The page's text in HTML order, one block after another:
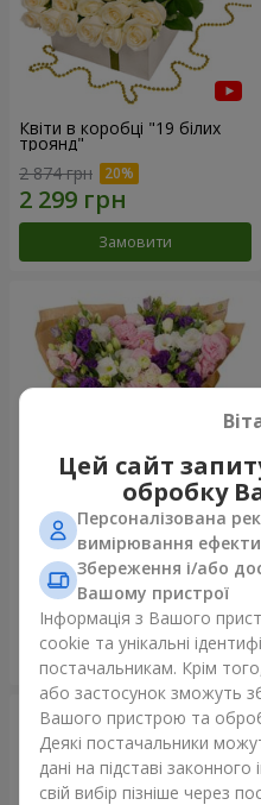
Квіти в коробці "19 білих
троянд"
2 874 грн
Замовити
15 різнокольорових еустом
3 332 грн
Замовити
Цей сайт
обробку
Персоналізована
вимірювання
Збереження і/або
Вашому пристрої
Інформація з Вашого
cookie та унікальні
постачальникам. Крім
або застосунок зможуть
Вашого пристрою та
Деякі постачальники
дані на підставі
свій вибір пізніше через